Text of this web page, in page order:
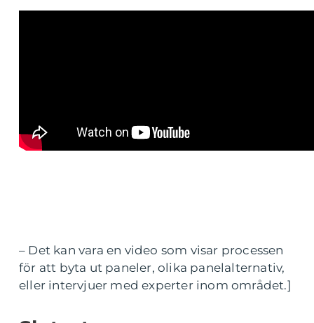
– Det kan vara en video som visar processen
för att byta ut paneler, olika panelalternativ,
eller intervjuer med experter inom området.]